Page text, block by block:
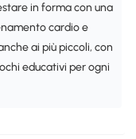
in forma con una
cardio e
ai più piccoli, con
educativi per ogni